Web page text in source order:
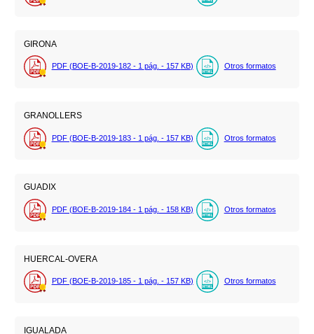
GIRONA
PDF (BOE-B-2019-182 - 1 pág. - 157 KB) Otros formatos
GRANOLLERS
PDF (BOE-B-2019-183 - 1 pág. - 157 KB) Otros formatos
GUADIX
PDF (BOE-B-2019-184 - 1 pág. - 158 KB) Otros formatos
HUERCAL-OVERA
PDF (BOE-B-2019-185 - 1 pág. - 157 KB) Otros formatos
IGUALADA